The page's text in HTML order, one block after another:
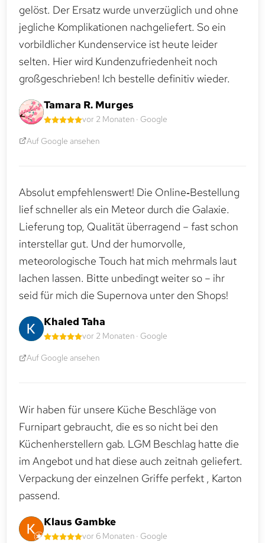
gelöst. Der Ersatz wurde unverzüglich und ohne
jegliche Komplikationen nachgeliefert. So ein
vorbildlicher Kundenservice ist heute leider
selten. Hier wird Kundenzufriedenheit noch
großgeschrieben! Ich bestelle definitiv wieder.
Tamara R. Murges
vor 2 Monaten · Google
Auf Google ansehen
Absolut empfehlenswert! Die Online‑Bestellung
lief schneller als ein Meteor durch die Galaxie.
Lieferung top, Qualität überragend – fast schon
interstellar gut. Und der humorvolle,
meteorologische Touch hat mich mehrmals laut
lachen lassen. Bitte unbedingt weiter so – ihr
seid für mich die Supernova unter den Shops!
Khaled Taha
vor 2 Monaten · Google
Auf Google ansehen
Wir haben für unsere Küche Beschläge von
Furnipart gebraucht, die es so nicht bei den
Küchenherstellern gab. LGM Beschlag hatte die
im Angebot und hat diese auch zeitnah geliefert.
Verpackung der einzelnen Griffe perfekt , Karton
passend.
Klaus Gambke
vor 6 Monaten · Google